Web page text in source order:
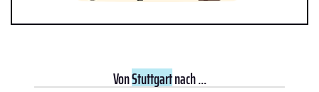
VonStuttgartnach ...